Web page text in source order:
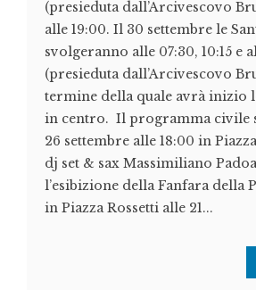
(presieduta dall’Arcivescovo
alle 19:00. Il 30 settembre le
svolgeranno alle 07:30, 10:15 e
(presieduta dall’Arcivescovo
termine della quale avrà inizio
in centro. Il programma civile
26 settembre alle 18:00 in
dj set & sax Massimiliano
l’esibizione della Fanfara della
in Piazza Rossetti alle 21...